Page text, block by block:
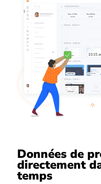
Données de
directement
temps